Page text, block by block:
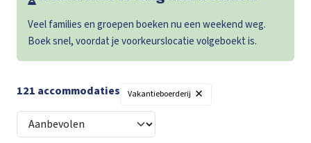
Veel families en groepen boeken nu een weekend weg.
Boek snel, voordat je voorkeurslocatie volgeboekt is.
121 accommodaties Vakantieboerderij ×